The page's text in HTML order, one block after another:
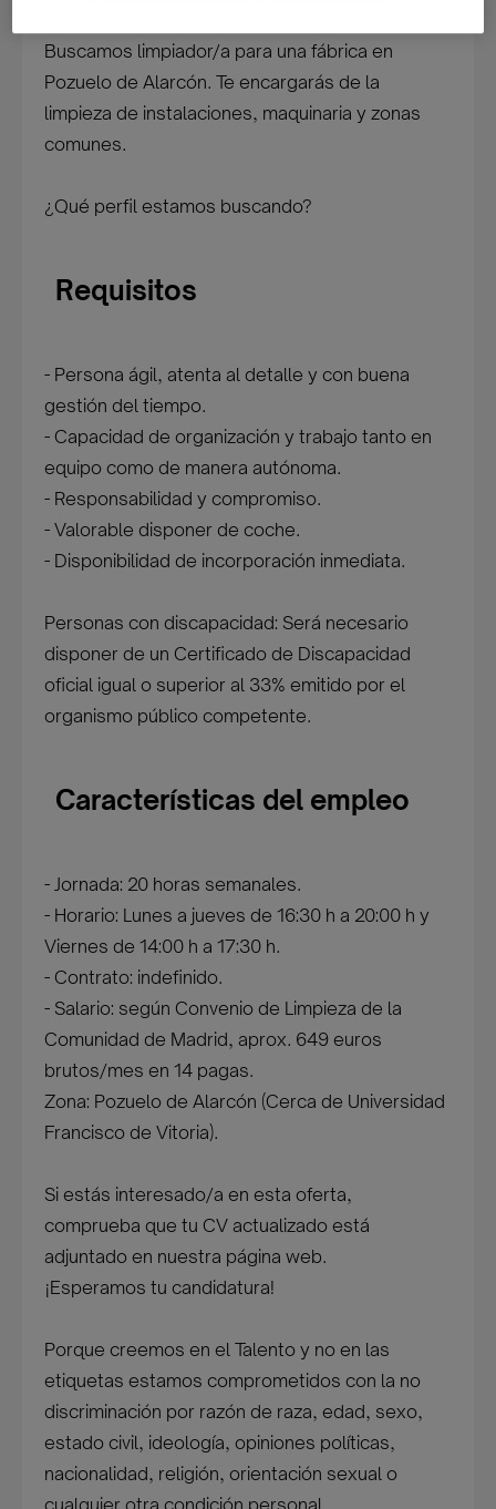
Buscamos limpiador/a para una fábrica en
Pozuelo de Alarcón. Te encargarás de la
limpieza de instalaciones, maquinaria y zonas
comunes.
¿Qué perfil estamos buscando?
Requisitos
- Persona ágil, atenta al detalle y con buena
gestión del tiempo.
- Capacidad de organización y trabajo tanto en
equipo como de manera autónoma.
- Responsabilidad y compromiso.
- Valorable disponer de coche.
- Disponibilidad de incorporación inmediata.
Personas con discapacidad: Será necesario
disponer de un Certificado de Discapacidad
oficial igual o superior al 33% emitido por el
organismo público competente.
Características del empleo
- Jornada: 20 horas semanales.
- Horario: Lunes a jueves de 16:30 h a 20:00 h y
Viernes de 14:00 h a 17:30 h.
- Contrato: indefinido.
- Salario: según Convenio de Limpieza de la
Comunidad de Madrid, aprox. 649 euros
brutos/mes en 14 pagas.
Zona: Pozuelo de Alarcón (Cerca de Universidad
Francisco de Vitoria).
Si estás interesado/a en esta oferta,
comprueba que tu CV actualizado está
adjuntado en nuestra página web.
¡Esperamos tu candidatura!
Porque creemos en el Talento y no en las
etiquetas estamos comprometidos con la no
discriminación por razón de raza, edad, sexo,
estado civil, ideología, opiniones políticas,
nacionalidad, religión, orientación sexual o
cualquier otra condición personal.